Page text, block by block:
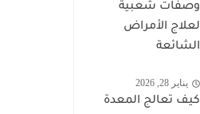
وصفات شعبية
لعلاج الأمراض
الشائعة
يناير 28, 2026
كيف تعالج المعدة